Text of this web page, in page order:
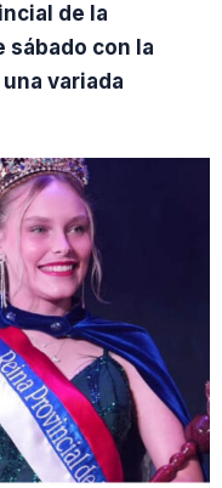
de la
sábado con la
variada